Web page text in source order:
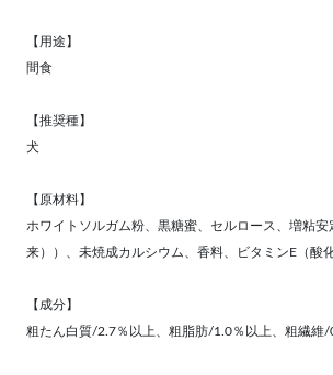
【用途】
間食
【推奨種】
犬
【原材料】
ホワイトソルガム粉、黒糖蜜、セルロース、増粘
来））、未焼成カルシウム、香料、ビタミンE（酸
【成分】
粗たん白質/2.7％以上、粗脂肪/1.0％以上、粗繊